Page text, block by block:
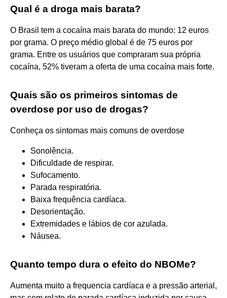
Qual é a droga mais barata?
O Brasil tem a cocaína mais barata do mundo: 12 euros
por grama. O preço médio global é de 75 euros por
grama. Entre os usuários que compraram sua própria
cocaína, 52% tiveram a oferta de uma cocaína mais forte.
Quais são os primeiros sintomas de
overdose por uso de drogas?
Conheça os sintomas mais comuns de overdose
Sonolência.
Dificuldade de respirar.
Sufocamento.
Parada respiratória.
Baixa frequência cardíaca.
Desorientação.
Extremidades e lábios de cor azulada.
Náusea.
Quanto tempo dura o efeito do NBOMe?
Aumenta muito a frequencia cardíaca e a pressão arterial,